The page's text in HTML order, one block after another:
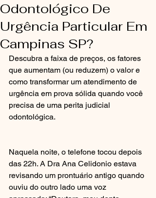
Odontológico De
Urgência Particular Em
Campinas SP?
Descubra a faixa de preços, os fatores
que aumentam (ou reduzem) o valor e
como transformar um atendimento de
urgência em prova sólida quando você
precisa de uma perita judicial
odontológica.
Naquela noite, o telefone tocou depois
das 22h. A Dra Ana Celidonio estava
revisando um prontuário antigo quando
ouviu do outro lado uma voz